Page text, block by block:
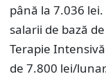
până la 7.036
salarii de bază
Terapie
de 7.800 lei/